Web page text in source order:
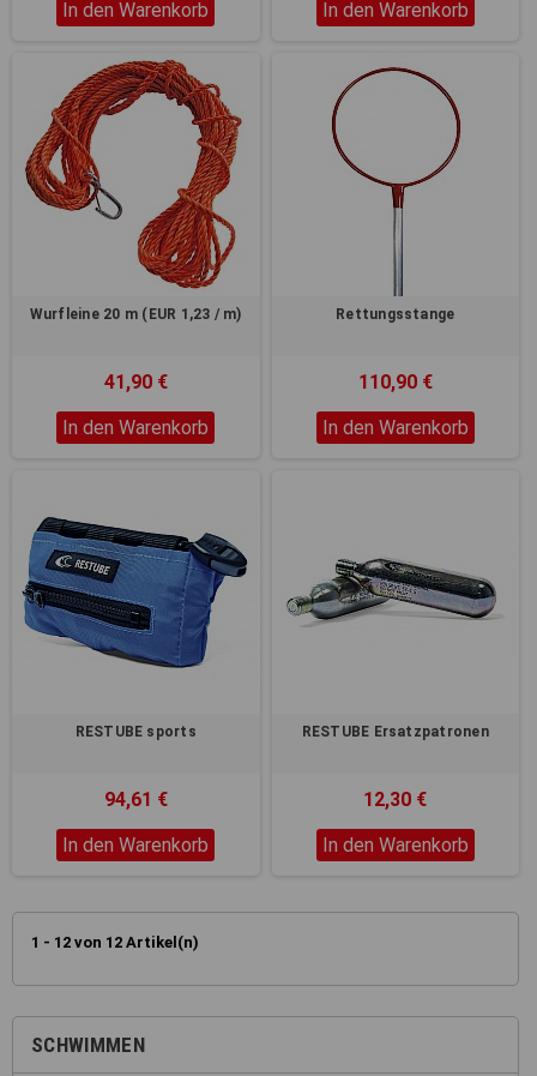
SCHWIMMEN
In den Warenkorb In den Warenkorb
Wurfleine 20 m (EUR 1,23 / m)
41,90 €
In den Warenkorb
Rettungsstange
110,90 €
In den Warenkorb
RESTUBE sports
94,61 €
In den Warenkorb
RESTUBE Ersatzpatronen
12,30 €
In den Warenkorb
1 - 12 von 12 Artikel(n)